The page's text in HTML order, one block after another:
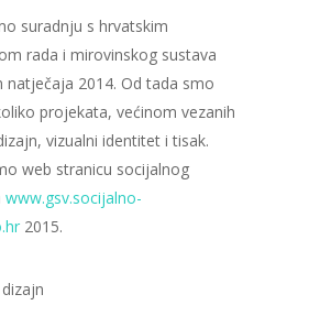
suradnju s hrvatskim
rada i mirovinskog sustava
natječaja 2014. Od tada smo
projekata, većinom vezanih
vizualni identitet i tisak.
web stranicu socijalnog
www.gsv.socijalno-
2015.